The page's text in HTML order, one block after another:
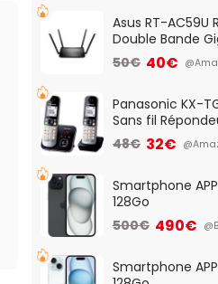
Asus RT-AC59U
Double Bande
Client VPN,
d'accès et
50€ 40€
Panasonic KX-
Sans fil
Française]
48€ 32€
Smartphone
128Go
500€ 490€
Smartphone